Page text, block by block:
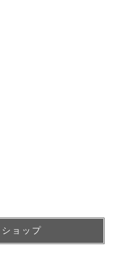
ョップ